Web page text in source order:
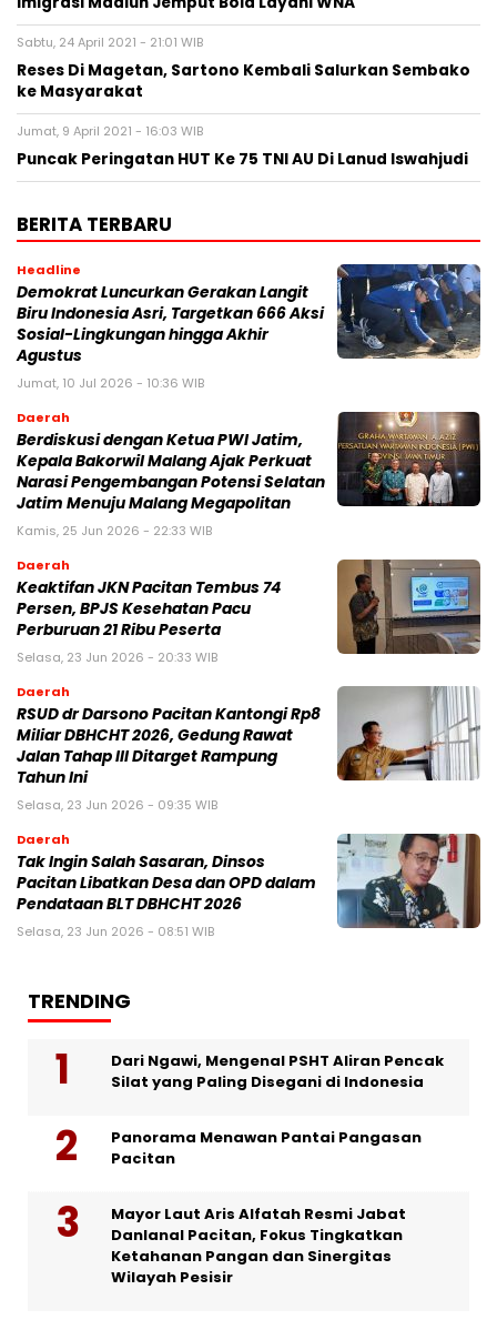
Sabtu, 24 April 2021 - 21:01 WIB
Reses Di Magetan, Sartono Kembali Salurkan Sembako
ke Masyarakat
Jumat, 9 April 2021 - 16:03 WIB
Puncak Peringatan HUT Ke 75 TNI AU Di Lanud Iswahjudi
BERITA TERBARU
Headline
Demokrat Luncurkan Gerakan Langit
Biru Indonesia Asri, Targetkan 666 Aksi
Sosial-Lingkungan hingga Akhir
Agustus
Jumat, 10 Jul 2026 - 10:36 WIB
Daerah
Berdiskusi dengan Ketua PWI Jatim,
Kepala Bakorwil Malang Ajak Perkuat
Narasi Pengembangan Potensi Selatan
Jatim Menuju Malang Megapolitan
Kamis, 25 Jun 2026 - 22:33 WIB
Daerah
Keaktifan JKN Pacitan Tembus 74
Persen, BPJS Kesehatan Pacu
Perburuan 21 Ribu Peserta
Selasa, 23 Jun 2026 - 20:33 WIB
Daerah
RSUD dr Darsono Pacitan Kantongi Rp8
Miliar DBHCHT 2026, Gedung Rawat
Jalan Tahap III Ditarget Rampung
Tahun Ini
Selasa, 23 Jun 2026 - 09:35 WIB
Daerah
Tak Ingin Salah Sasaran, Dinsos
Pacitan Libatkan Desa dan OPD dalam
Pendataan BLT DBHCHT 2026
Selasa, 23 Jun 2026 - 08:51 WIB
TRENDING
Dari Ngawi, Mengenal PSHT Aliran Pencak
Silat yang Paling Disegani di Indonesia
Panorama Menawan Pantai Pangasan
Pacitan
Mayor Laut Aris Alfatah Resmi Jabat
Danlanal Pacitan, Fokus Tingkatkan
Ketahanan Pangan dan Sinergitas
Wilayah Pesisir